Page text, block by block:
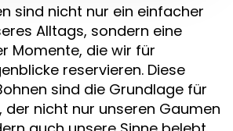
sind nicht nur ein einfacher
Alltags, sondern eine
Momente, die wir für
reservieren. Diese
sind die Grundlage für
der nicht nur unseren Gaumen